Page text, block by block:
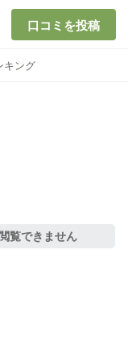
口コミを投稿
キング
覧できません